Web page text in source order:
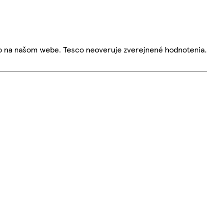
našom webe. Tesco neoveruje zverejnené hodnotenia.